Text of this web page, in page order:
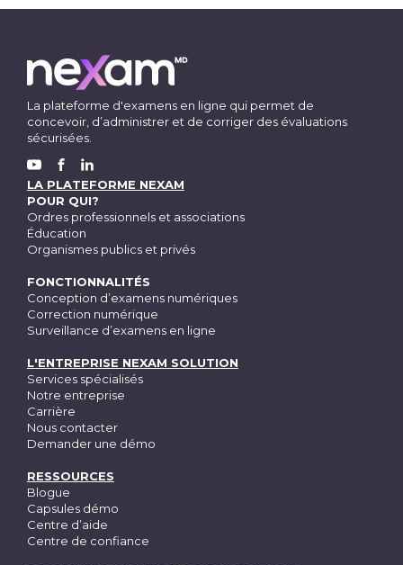
La plateforme d'examens en ligne qui permet de
concevoir, d’administrer et de corriger des évaluations
sécurisées.
YOUTUBEFACEBOOK
LINKEDIN
LA PLATEFORME NEXAM
POUR QUI?
Ordres professionnels et associations
Éducation
Organismes publics et privés
FONCTIONNALITÉS
Conception d’examens numériques
Correction numérique
Surveillance d’examens en ligne
L'ENTREPRISE NEXAM SOLUTION
Services spécialisés
Notre entreprise
Carrière
Nous contacter
Demander une démo
RESSOURCES
Blogue
Capsules démo
Centre d’aide
Centre de confiance